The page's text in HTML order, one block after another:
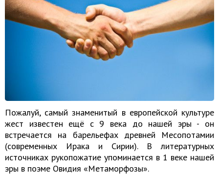
Пожалуй, самый знаменитый в европейской культуре
жест известен ещё с 9 века до нашей эры - он
встречается на барельефах древней Месопотамии
(современных Ирака и Сирии). В литературных
источниках рукопожатие упоминается в 1 веке нашей
эры в поэме Овидия «Метаморфозы».